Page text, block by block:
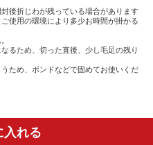
後折じわが残っている場合があります
使用の環境により多少お時間が掛かる
るため、切った直後、少し毛足の残り
ため、ボンドなどで固めてお使いくだ
入れる